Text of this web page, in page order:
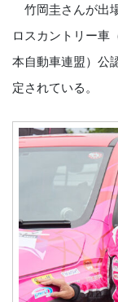
竹岡圭さんが出
ロスカントリー車
本自動車連盟）公
定されている。